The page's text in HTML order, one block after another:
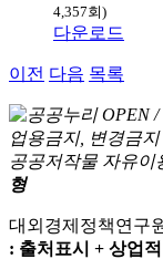
4,357회)
다운로드
이전 다음 목록
공공저작물 자유이
형
대외경제정책연구
: 출처표시 + 상업